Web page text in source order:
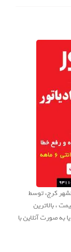
کرج، توسط
، بالاترین
و یا به صورت آنلاین با